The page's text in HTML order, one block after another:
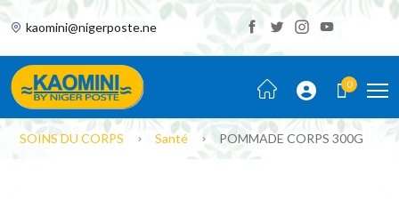
kaomini@nigerposte.ne
0
SOINS DU CORPS Santé POMMADE CORPS 300G